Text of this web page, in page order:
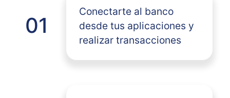
01
Conectarte al banco
desde tus aplicaciones y
realizar transacciones